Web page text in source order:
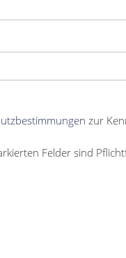
zur
Felder sind